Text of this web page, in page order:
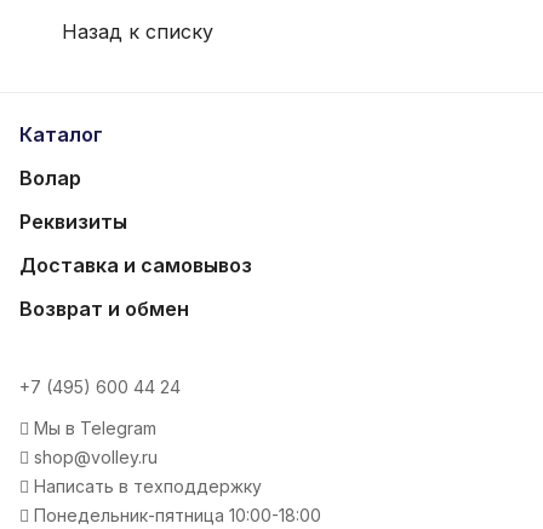
Назад к списку
Каталог
Волар
Реквизиты
Доставка и самовывоз
Возврат и обмен
+7 (495) 600 44 24
Мы в Telegram
shop@volley.ru
Написать в техподдержку
Понедельник-пятница 10:00-18:00